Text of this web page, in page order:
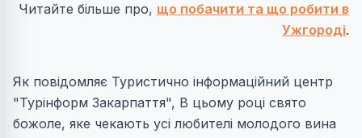
Читайте більше про, що побачити та що робити в
Ужгороді.
Як повідомляє Туристично інформаційний центр
"Турінформ Закарпаття", В цьому році свято
божоле, яке чекають усі любителі молодого вина